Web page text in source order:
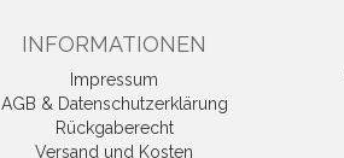
INFORMATIONEN
Impressum
AGB & Datenschutzerklärung
Rückgaberecht
Versand und Kosten